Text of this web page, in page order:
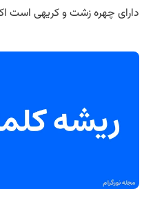
دارای چهره زشت و کریهی است